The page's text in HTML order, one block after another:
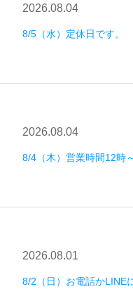
2026.08.04
8/5（水）定休日です。
2026.08.04
8/4（木）営業時間12時
2026.08.01
8/2（日）お電話かLINE